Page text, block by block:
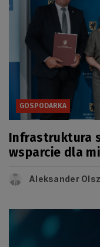
GOSPODARKA
Infrastruktura
wsparcie dla
Aleksander